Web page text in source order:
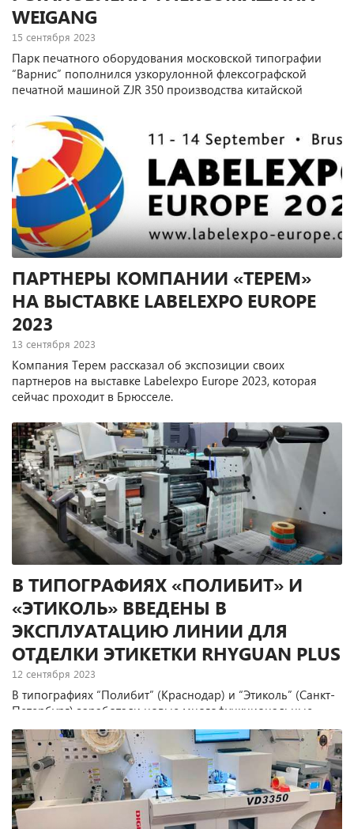
WEIGANG
15 сентября 2023
Парк печатного оборудования московской типографии
“Варнис” пополнился узкорулонной флексографской
печатной машиной ZJR 350 производства китайской
ПАРТНЕРЫ КОМПАНИИ «ТЕРЕМ»
НА ВЫСТАВКЕ LABELEXPO EUROPE
2023
13 сентября 2023
Компания Терем рассказал об экспозиции своих
партнеров на выставке Labelexpo Europe 2023, которая
сейчас проходит в Брюсселе.
В ТИПОГРАФИЯХ «ПОЛИБИТ» И
«ЭТИКОЛЬ» ВВЕДЕНЫ В
ЭКСПЛУАТАЦИЮ ЛИНИИ ДЛЯ
ОТДЕЛКИ ЭТИКЕТКИ RHYGUAN PLUS
12 сентября 2023
В типографиях “Полибит” (Краснодар) и “Этиколь” (Санкт-
Петербург) заработали новые многофункциональные
модульные линии Rhyguan Plus (Китай), предназначенные
для послепечатной отделки этикеточной продукции.